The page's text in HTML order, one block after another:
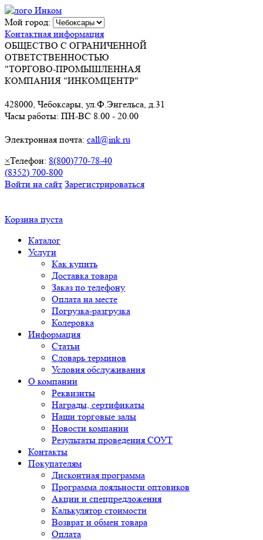
Мой город:
Контактная информация
ОБЩЕСТВО С ОГРАНИЧЕННОЙ
ОТВЕТСТВЕННОСТЬЮ
"ТОРГОВО-ПРОМЫШЛЕННАЯ
КОМПАНИЯ "ИНКОМЦЕНТР"
428000, Чебоксары, ул.Ф.Энгельса, д.31
Часы работы: ПН-ВС 8.00 - 20.00
Электронная почта: call@ink.ru
×Телефон: 8(800)770-78-40
(8352) 700-800
Войти на сайт Зарегистрироваться
Корзина пуста
Каталог
Услуги
Как купить
Доставка товара
Заказ по телефону
Оплата на месте
Погрузка-разгрузка
Колеровка
Информация
Статьи
Словарь терминов
Условия обслуживания
О компании
Реквизиты
Награды, сертификаты
Наши торговые залы
Новости компании
Результаты проведения СОУТ
Контакты
Покупателям
Дисконтная программа
Программа лояльности оптовиков
Акции и спецпредложения
Калькулятор стоимости
Возврат и обмен товара
Оплата